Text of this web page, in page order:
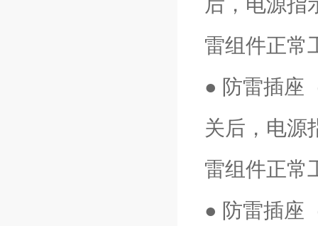
雷组件正常
● 防雷插座
关后，电源
雷组件正常
● 防雷插座